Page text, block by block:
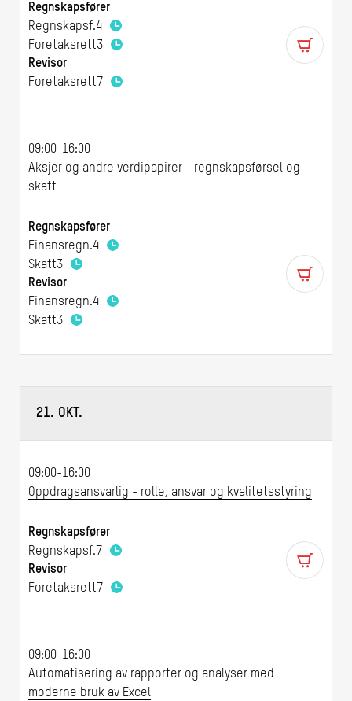
Regnskapsfører
Regnskapsf.4
Foretaksrett3
Revisor
Foretaksrett7
09:00-16:00
Aksjer og andre verdipapirer - regnskapsførsel og
skatt
Regnskapsfører
Finansregn.4
Skatt3
Revisor
Finansregn.4
Skatt3
21. OKT.
09:00-16:00
Oppdragsansvarlig - rolle, ansvar og kvalitetsstyring
Regnskapsfører
Regnskapsf.7
Revisor
Foretaksrett7
09:00-16:00
Automatisering av rapporter og analyser med
moderne bruk av Excel